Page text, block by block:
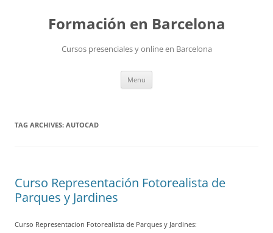
Formación en Barcelona
Cursos presenciales y online en Barcelona
Menu
TAG ARCHIVES: AUTOCAD
Curso Representación Fotorealista de
Parques y Jardines
Curso Representacion Fotorealista de Parques y Jardines: